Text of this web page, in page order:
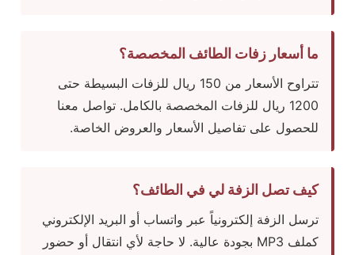
ما أسعار زفات الطائف المخصصة؟
تتراوح الأسعار من 150 ريال للزفات البسيطة حتى
1200 ريال للزفات المخصصة بالكامل. تواصل معنا
للحصول على تفاصيل الأسعار والعروض الخاصة.
كيف تصل الزفة لي في الطائف؟
ترسل الزفة إلكترونياً عبر واتساب أو البريد الإلكتروني
كملف MP3 بجودة عالية. لا حاجة لأي انتقال أو حضور